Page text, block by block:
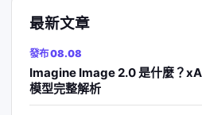
最新文章
發布 08.08
Imagine Image 2.0 是什麼？
模型完整解析